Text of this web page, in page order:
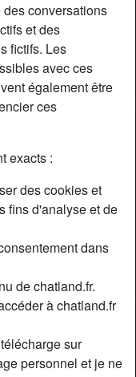
des conversations
et des
fictifs. Les
avec ces
également être
ces
exacts :
des cookies et
fins d'analyse et de
dans
de chatland.fr.
à chatland.fr
sur
personnel et je ne
chatDiscuter !
59
France